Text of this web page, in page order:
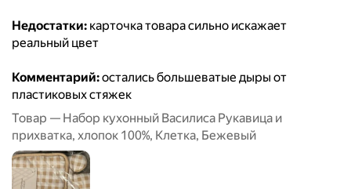
Недостатки: карточка товара сильно искажает
реальный цвет
Комментарий:остались большеватые дыры от
пластиковых стяжек
Товар — Набор кухонный Василиса Рукавица и
прихватка, хлопок 100%, Клетка, Бежевый